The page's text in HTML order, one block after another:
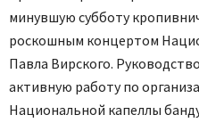
минувшую субботу
роскошным концертом
Павла Вирского.
активную работу по
Национальной капеллы